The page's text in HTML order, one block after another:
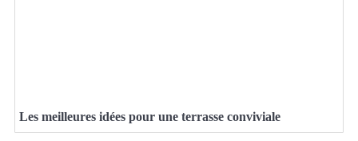
Les meilleures idées pour une terrasse conviviale